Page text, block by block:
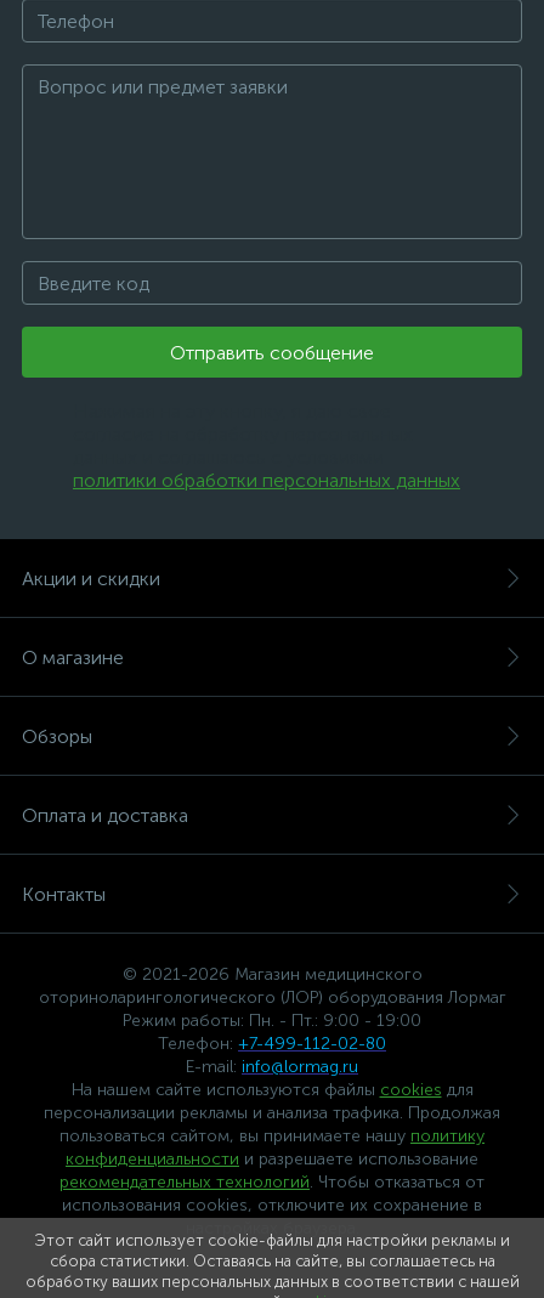
Отправить сообщение
политики обработки персональных данных
Акции и скидки
О магазине
Обзоры
Оплата и доставка
Контакты
© 2021-2026 Магазин медицинского
оториноларингологического (ЛОР) оборудования Лормаг
Режим работы: Пн. - Пт.: 9:00 - 19:00
Телефон: +7-499-112-02-80
E-mail: info@lormag.ru
На нашем сайте используются файлы cookies для
персонализации рекламы и анализа трафика. Продолжая
пользоваться сайтом, вы принимаете нашу политику
конфиденциальности и разрешаете использование
рекомендательных технологий. Чтобы отказаться от
использования cookies, отключите их сохранение в
Этот сайт использует cookie-файлы для настройки рекламы и
сбора статистики. Оставаясь на сайте, вы соглашаетесь на
обработку ваших персональных данных в соответствии с нашей